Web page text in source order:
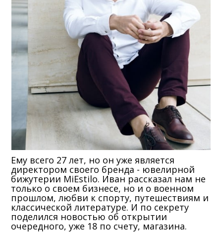
Ему всего 27 лет, но он уже является
директором своего бренда - ювелирной
бижутерии MiEstilo. Иван рассказал нам не
только о своем бизнесе, но и о военном
прошлом, любви к спорту, путешествиям и
классической литературе. И по секрету
поделился новостью об открытии
очередного, уже 18 по счету, магазина.